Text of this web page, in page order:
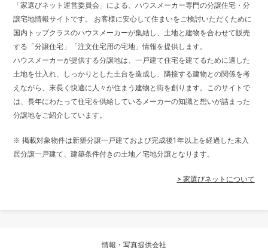
「家選びネット運営委員会」による、ハウスメーカー専門の分譲住宅・分
譲宅地情報サイトです。 お客様に安心して住まいをご検討いただくために
国内トップクラスのハウスメーカーが集結し、土地と建物を合わせて販売
する「分譲住宅」「注文住宅用の宅地」情報を提供します。
ハウスメーカーが提供する分譲地は、一戸建て住宅を建てるために適した
土地を仕入れ、しっかりとした土台を造成し、隣接する建物との関係を考
えながら、末長く快適に人々が住まう建物と街を創ります。このサイトで
は、長年にわたって住宅を供給しているメーカーの知識と想いが詰まった
分譲地をご紹介しています。
※ 掲載対象物件は新築分譲一戸建ておよび完成後1年以上を経過した未入
居分譲一戸建て、建築条件付きの土地／宅地分譲となります。
> 家選びネットについて
情報・写真提供会社